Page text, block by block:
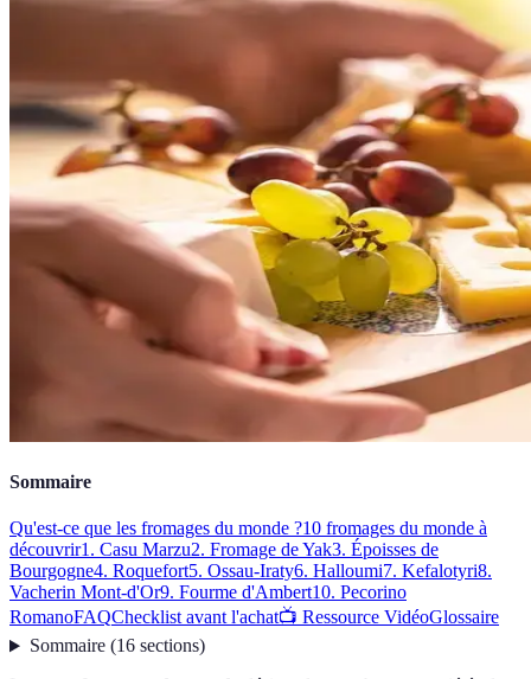
Sommaire
Qu'est-ce que les fromages du monde ?10 fromages du monde à
découvrir1. Casu Marzu2. Fromage de Yak3. Époisses de
Bourgogne4. Roquefort5. Ossau-Iraty6. Halloumi7. Kefalotyri8.
Vacherin Mont-d'Or9. Fourme d'Ambert10. Pecorino
RomanoFAQChecklist avant l'achat📺 Ressource VidéoGlossaire
Sommaire(16 sections)